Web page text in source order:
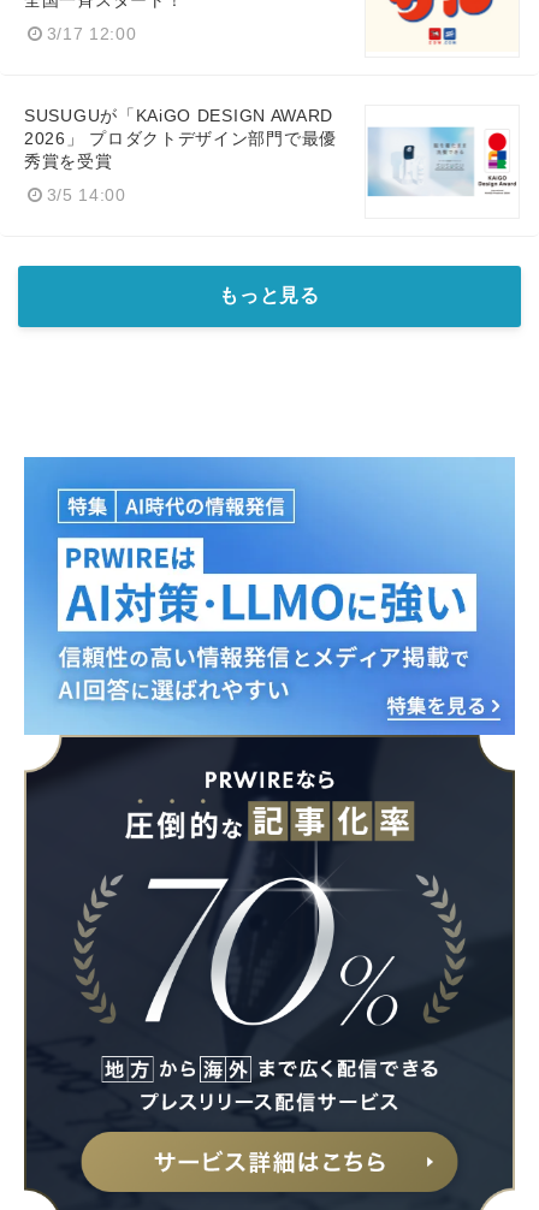
3/17 12:00
SUSUGUが「KAiGO DESIGN AWARD
2026」 プロダクトデザイン部門で最優
秀賞を受賞
3/5 14:00
もっと見る